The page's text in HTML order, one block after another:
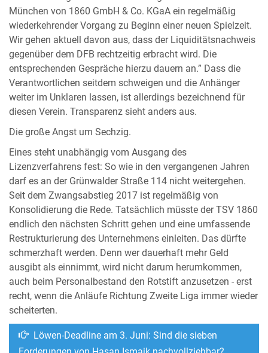
München von 1860 GmbH & Co. KGaA ein regelmäßig
wiederkehrender Vorgang zu Beginn einer neuen Spielzeit.
Wir gehen aktuell davon aus, dass der Liquiditätsnachweis
gegenüber dem DFB rechtzeitig erbracht wird. Die
entsprechenden Gespräche hierzu dauern an.” Dass die
Verantwortlichen seitdem schweigen und die Anhänger
weiter im Unklaren lassen, ist allerdings bezeichnend für
diesen Verein. Transparenz sieht anders aus.
Die große Angst um Sechzig.
Eines steht unabhängig vom Ausgang des
Lizenzverfahrens fest: So wie in den vergangenen Jahren
darf es an der Grünwalder Straße 114 nicht weitergehen.
Seit dem Zwangsabstieg 2017 ist regelmäßig von
Konsolidierung die Rede. Tatsächlich müsste der TSV 1860
endlich den nächsten Schritt gehen und eine umfassende
Restrukturierung des Unternehmens einleiten. Das dürfte
schmerzhaft werden. Denn wer dauerhaft mehr Geld
ausgibt als einnimmt, wird nicht darum herumkommen,
auch beim Personalbestand den Rotstift anzusetzen - erst
recht, wenn die Anläufe Richtung Zweite Liga immer wieder
scheiterten.
Löwen-Deadline am 3. Juni: Sind die sieben